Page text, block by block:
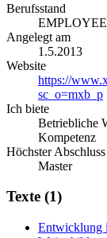
Berufsstand
EMPLOYEE
Angelegt am
1.5.2013
Website
https://
sc_o=mxb_p
Ich biete
Betriebliche
Kompetenz
Höchster Abschluss
Master
Texte (1)
Entwicklung